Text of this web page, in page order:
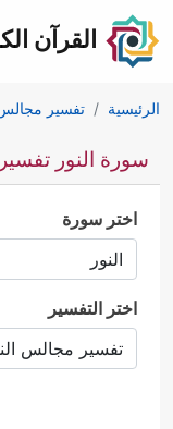
القرآن
الرئيسية تفسير مجالس
سورة النور تفسير
اختر سورة
اختر التفسير